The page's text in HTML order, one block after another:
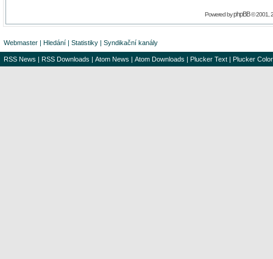
Powered byphpBB© 2001,
Webmaster | Hledání | Statistiky | Syndikační kanály
RSS News | RSS Downloads | Atom News | Atom Downloads | Plucker Text | Plucker Color